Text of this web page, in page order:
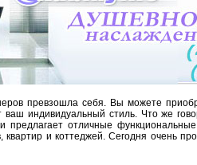
превзошла себя. Вы можете
ваш индивидуальный стиль. Что же
отличные
и коттеджей. Сегодня очень